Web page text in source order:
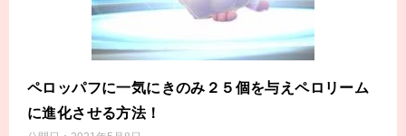
ペロッパフに一気にきのみ２５個を与えペロリーム
に進化させる方法！